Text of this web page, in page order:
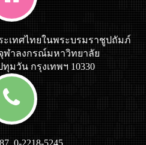
เทศไทยในพระบรมราชูปถัมภ์
ฬาลงกรณ์มหาวิทยาลัย
มวัน กรุงเทพฯ 10330
0-2218-5245